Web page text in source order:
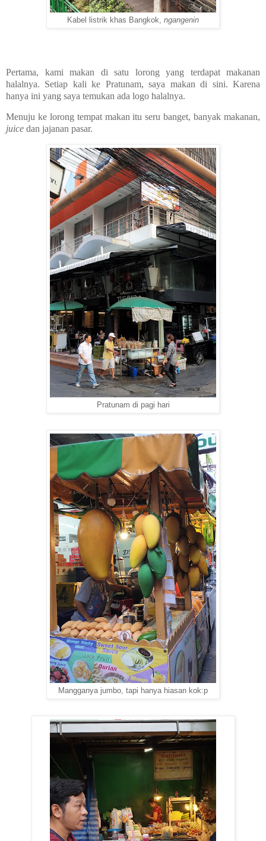
Kabel listrik khas Bangkok, ngangenin
Pertama, kami makan di satu lorong yang terdapat makanan
halalnya. Setiap kali ke Pratunam, saya makan di sini. Karena
hanya ini yang saya temukan ada logo halalnya.
Menuju ke lorong tempat makan itu seru banget, banyak makanan,
juice dan jajanan pasar.
Pratunam di pagi hari
Mangganya jumbo, tapi hanya hiasan kok:p